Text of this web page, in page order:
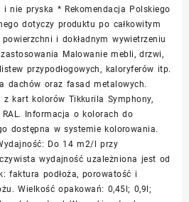
i nie pryska * Rekomendacja Polskiego
dotyczy produktu po całkowitym
i dokładnym wywietrzeniu
Malowanie mebli, drzwi,
przypodłogowych, kaloryferów itp.
dachów oraz fasad metalowych.
kart kolorów Tikkurila Symphony,
RAL. Informacja o kolorach do
dostępna w systemie kolorowania.
Do 14 m2/l przy
wydajność uzależniona jest od
faktura podłoża, porowatość i
Wielkość opakowań: 0,45l; 0,9l;